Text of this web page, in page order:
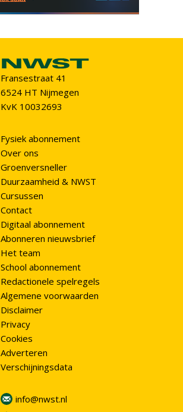
Fransestraat 41
6524 HT Nijmegen
KvK 10032693
Fysiek abonnement
Over ons
Groenversneller
Duurzaamheid & NWST
Cursussen
Contact
Digitaal abonnement
Abonneren nieuwsbrief
Het team
School abonnement
Redactionele spelregels
Algemene voorwaarden
Disclaimer
Privacy
Cookies
Adverteren
Verschijningsdata
info@nwst.nl